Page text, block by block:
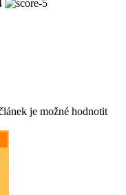
je možné hodnotit